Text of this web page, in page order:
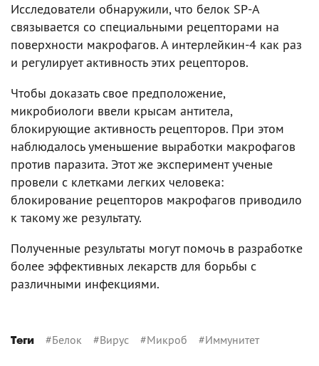
Исследователи обнаружили, что белок SP-A
связывается со специальными рецепторами на
поверхности макрофагов. А интерлейкин-4 как раз
и регулирует активность этих рецепторов.
Чтобы доказать свое предположение,
микробиологи ввели крысам антитела,
блокирующие активность рецепторов. При этом
наблюдалось уменьшение выработки макрофагов
против паразита. Этот же эксперимент ученые
провели с клетками легких человека:
блокирование рецепторов макрофагов приводило
к такому же результату.
Полученные результаты могут помочь в разработке
более эффективных лекарств для борьбы с
различными инфекциями.
Теги #Белок #Вирус #Микроб #Иммунитет